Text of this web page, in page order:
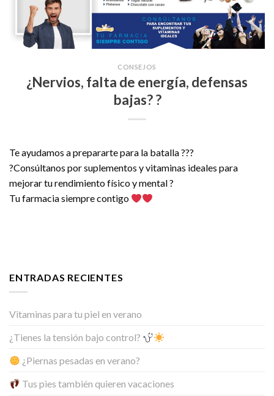
CONSEJOS
¿Nervios, falta de energía, defensas
bajas? ?
Te ayudamos a prepararte para la batalla ???
?Consúltanos por suplementos y vitaminas ideales para
mejorar tu rendimiento físico y mental ?
Tu farmacia siempre contigo
ENTRADAS RECIENTES
Vitaminas para tu piel en verano
¿Tienes la tensión bajo control?
¿Piernas pesadas en verano?
Tus pies también quieren vacaciones